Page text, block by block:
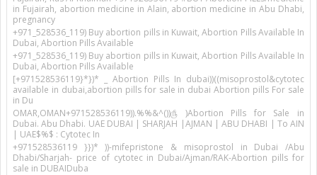
in Fujairah, abortion medicine in Alain, abortion medicine in Abu Dhabi,
pregnancy
+971_528536_119) Buy abortion pills in Kuwait, Abortion Pills Available In
Dubai, Abortion Pills Available
+971_528536_119) Buy abortion pills in Kuwait, Abortion Pills Available In
Dubai, Abortion Pills Available
[+971528536119}*})* _ Abortion Pills In dubai))((misoprostol&cytotec
available in dubai,abortion pills for sale in dubai Abortion pills For sale
in Du
OMAR,OMAN+971528536119)).%%&^())௹ )Abortion Pills for Sale in
Dubai. Abu Dhabi. UAE DUBAI | SHARJAH |AJMAN | ABU DHABI | To AIN
| UAE$%$ : Cytotec In
+971528536119 }})* ))-mifepristone & misoprostol in Dubai /Abu
Dhabi/Sharjah- price of cytotec in Dubai/Ajman/RAK-Abortion pills for
sale in DUBAIDuba